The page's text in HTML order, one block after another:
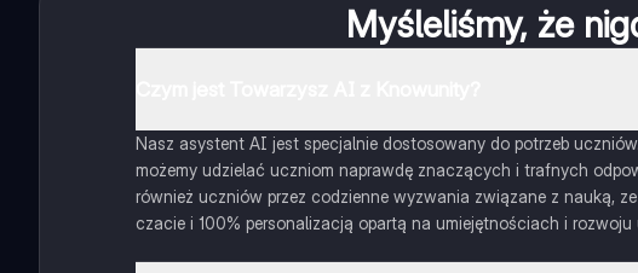
Myśleliśmy, że
Nasz asystent AI jest specjalnie dostosowany do potrzeb
możemy udzielać uczniom naprawdę znaczących i trafnych
również uczniów przez codzienne wyzwania związane z nauką,
czacie i 100% personalizacją opartą na umiejętnościach i rozwoju